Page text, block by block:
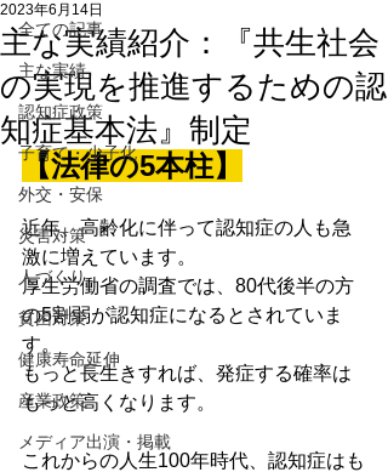
全ての記事
主な実績
認知症政策
子育て・少子化
外交・安保
災害対策
人づくり
貧困対策
健康寿命延伸
産業政策
メディア出演・掲載
主な実績紹介：『共生社会
の実現を推進するための認
知症基本法』制定
2023年6月14日
【法律の5本柱】
近年、高齢化に伴って認知症の人も急
激に増えています。
厚生労働省の調査では、80代後半の方
の5割弱が認知症になるとされていま
す。
もっと長生きすれば、発症する確率は
もっと高くなります。
これからの人生100年時代、認知症はも